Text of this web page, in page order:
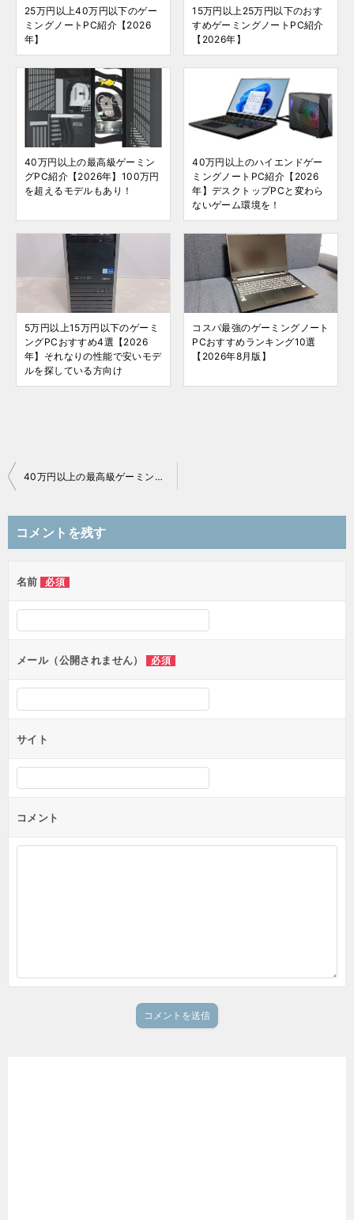
25万円以上40万円以下のゲー
ミングノートPC紹介【2026
年】
15万円以上25万円以下のおす
すめゲーミングノートPC紹介
【2026年】
40万円以上の最高級ゲーミン
グPC紹介【2026年】100万円
を超えるモデルもあり！
40万円以上のハイエンドゲー
ミングノートPC紹介【2026
年】デスクトップPCと変わら
ないゲーム環境を！
5万円以上15万円以下のゲーミ
ングPCおすすめ4選【2026
年】それなりの性能で安いモデ
ルを探している方向け
コスパ最強のゲーミングノート
PCおすすめランキング10選
【2026年8月版】
稿
ナ
ビ
ー
シ
40万円以上の最高級ゲーミングPC紹介【2026年】100万円を超えるモデルもあり！
コメントを残す
名前 必須
メール（公開されません） 必須
サイト
コメント